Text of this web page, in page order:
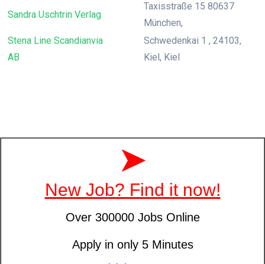
Sandra Uschtrin Verlag
Taxisstraße 15 80637
München,
Stena Line Scandianvia
AB
Schwedenkai 1 , 24103,
Kiel, Kiel